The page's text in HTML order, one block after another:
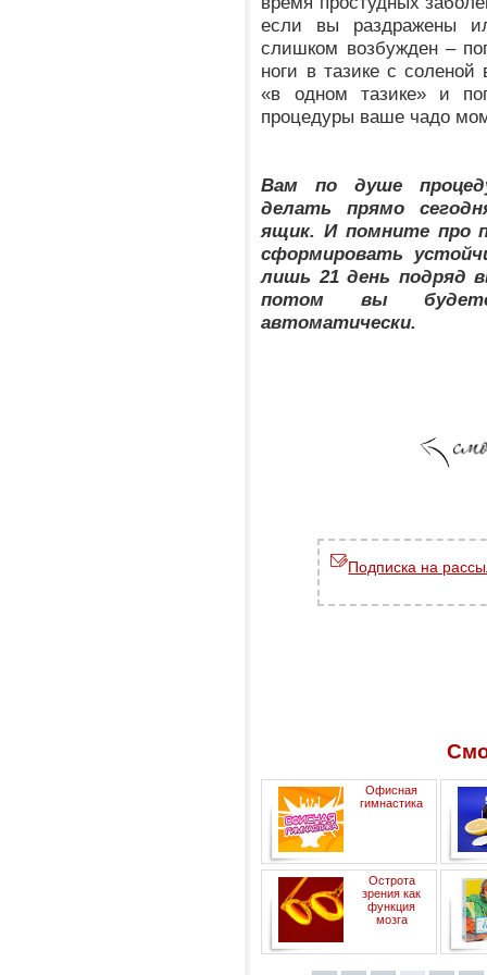
если вы раздражены
слишком возбужден –
ноги в тазике с
«в одном тазике» и
процедуры ваше чадо
Вам по душе
делать прямо
ящик. И помните про
сформировать
лишь 21 день подряд
потом вы
автоматически.
Подписка на
Офисная
гимнастика
Острота
зрения как
функция
мозга